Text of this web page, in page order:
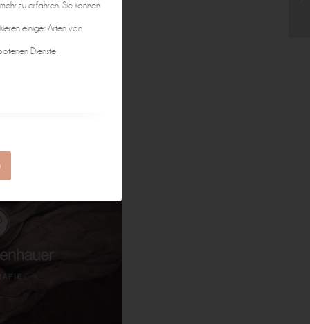
zu erfahren. Sie können
einiger Arten von
Dienste